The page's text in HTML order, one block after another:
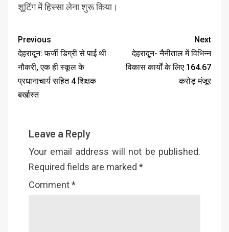
शूटिंग में हिस्सा लेना शुरू किया।
Previous
देहरादून: फर्जी डिग्री से पाई थी
नौकरी, एक ही स्कूल के
प्रधानाचार्य सहित 4 शिक्षक
बर्खास्त
Next
देहरादून- नैनीताल में विभिन्न
विकास कार्यों के लिए 164.67
करोड़ मंजूर
Leave a Reply
Your email address will not be published.
Required fields are marked *
Comment*